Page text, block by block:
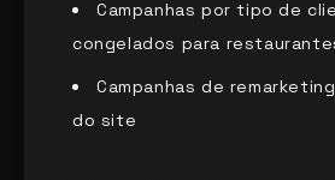
Campanhas por tipo de
congelados para
Campanhas de
do site